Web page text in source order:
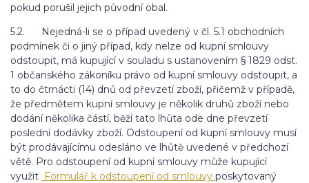
pokud porušil jejich původní obal.
5.2. Nejedná-li se o případ uvedený v čl. 5.1 obchodních
podmínek či o jiný případ, kdy nelze od kupní smlouvy
odstoupit, má kupující v souladu s ustanovením § 1829 odst.
1 občanského zákoníku právo od kupní smlouvy odstoupit, a
to do čtrnácti (14) dnů od převzetí zboží, přičemž v případě,
že předmětem kupní smlouvy je několik druhů zboží nebo
dodání několika částí, běží tato lhůta ode dne převzetí
poslední dodávky zboží. Odstoupení od kupní smlouvy musí
být prodávajícímu odesláno ve lhůtě uvedené v předchozí
větě. Pro odstoupení od kupní smlouvy může kupující
využit Formulář k odstoupení od smlouvy poskytovaný